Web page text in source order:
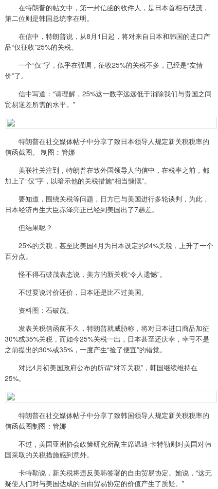
在特朗普的帖文中，第一封信函的收件人，是日本首相石破茂，
第二位则是韩国总统李在明。
在信中，特朗普说，从8月1日起，将对来自日本和韩国的进口产
品“仅征收”25%的关税。
一个“仅”字，似乎在强调，征收25%的关税不多，已经是“友情
价”了。
信中写道：“请理解，25%这一数字远远低于消除我们与贵国之间
贸易逆差所需的水平。”
特朗普在社交媒体帖子中分享了致日本领导人规定新关税税率的
信函截图。 制图：管娜
美联社关注到，特朗普在致外国领导人的信中，在税率之前，都
加上了“仅”字，以暗示他的关税措施“相当慷慨”。
要知道，围绕关税等问题，日方已与美国进行多轮谈判，为此，
日本经济再生大臣赤泽亮正已经到美国出了7趟差。
但结果呢？
25%的关税，甚至比美国4月为日本设定的24%关税，上升了一个
百分点。
怪不得石破茂表态说，美方的新关税“令人遗憾”。
不过要说讨价还价，日本还是比不过美国。
资料图：石破茂。
发表关税信函前不久，特朗普就威胁称，将对日本进口商品加征
30%或35%关税，而如今25%关税一出，日本甚至还庆幸，幸亏不是
之前提出的30%或35%，一度产生“捡了便宜”的错觉。
对比4月初美国政府公布的所谓“对等关税”，韩国继续维持在
25%。
特朗普在社交媒体帖子中分享了致韩国领导人规定新关税税率的
信函截图制图：管娜
不过，美国亚洲协会政策研究所副主席温迪·卡特勒则对美国对韩
国采取的关税措施感到意外。
卡特勒说，新关税将违反美韩签署的自由贸易协定。她说，“这无
疑使人们对与美国达成的自由贸易协定的价值产生了质疑。”